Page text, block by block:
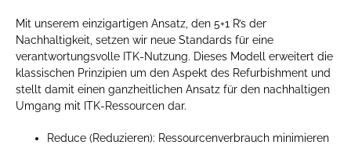
Mit unserem einzigartigen Ansatz, den 5+1 R’s der
Nachhaltigkeit, setzen wir neue Standards für eine
verantwortungsvolle ITK-Nutzung. Dieses Modell erweitert die
klassischen Prinzipien um den Aspekt des Refurbishment und
stellt damit einen ganzheitlichen Ansatz für den nachhaltigen
Umgang mit ITK-Ressourcen dar.
Reduce (Reduzieren): Ressourcenverbrauch minimieren